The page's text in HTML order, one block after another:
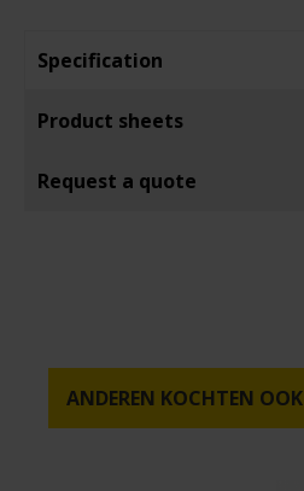
Specification
Product sheets
Request a quote
ANDEREN KOCHTEN OOK